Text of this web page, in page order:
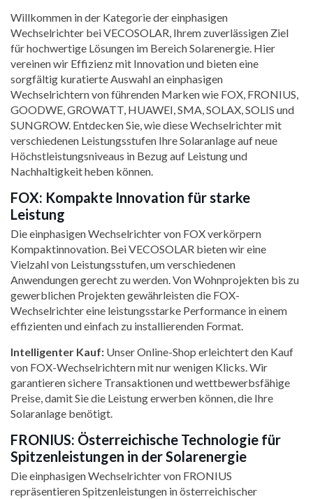
Willkommen in der Kategorie der einphasigen
Wechselrichter bei VECOSOLAR, Ihrem zuverlässigen Ziel
für hochwertige Lösungen im Bereich Solarenergie. Hier
vereinen wir Effizienz mit Innovation und bieten eine
sorgfältig kuratierte Auswahl an einphasigen
Wechselrichtern von führenden Marken wie FOX, FRONIUS,
GOODWE, GROWATT, HUAWEI, SMA, SOLAX, SOLIS und
SUNGROW. Entdecken Sie, wie diese Wechselrichter mit
verschiedenen Leistungsstufen Ihre Solaranlage auf neue
Höchstleistungsniveaus in Bezug auf Leistung und
Nachhaltigkeit heben können.
FOX: Kompakte Innovation für starke
Leistung
Die einphasigen Wechselrichter von FOX verkörpern
Kompaktinnovation. Bei VECOSOLAR bieten wir eine
Vielzahl von Leistungsstufen, um verschiedenen
Anwendungen gerecht zu werden. Von Wohnprojekten bis zu
gewerblichen Projekten gewährleisten die FOX-
Wechselrichter eine leistungsstarke Performance in einem
effizienten und einfach zu installierenden Format.
Intelligenter Kauf: Unser Online-Shop erleichtert den Kauf
von FOX-Wechselrichtern mit nur wenigen Klicks. Wir
garantieren sichere Transaktionen und wettbewerbsfähige
Preise, damit Sie die Leistung erwerben können, die Ihre
Solaranlage benötigt.
FRONIUS: Österreichische Technologie für
Spitzenleistungen in der Solarenergie
Die einphasigen Wechselrichter von FRONIUS
repräsentieren Spitzenleistungen in österreichischer